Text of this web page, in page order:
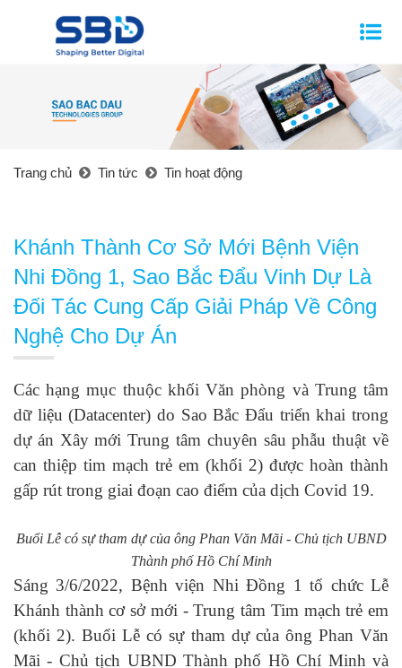
Trang chủ Tin tức Tin hoạt động
Khánh Thành Cơ Sở Mới Bệnh Viện
Nhi Đồng 1, Sao Bắc Đẩu Vinh Dự Là
Đối Tác Cung Cấp Giải Pháp Về Công
Nghệ Cho Dự Án
Các hạng mục thuộc khối Văn phòng và Trung tâm
dữ liệu (Datacenter) do Sao Bắc Đẩu triển khai trong
dự án Xây mới Trung tâm chuyên sâu phẫu thuật về
can thiệp tim mạch trẻ em (khối 2) được hoàn thành
gấp rút trong giai đoạn cao điểm của dịch Covid 19.
Buổi Lễcó sự tham dự của ông Phan Văn Mãi - Chủ tịch UBND
Thành phố Hồ Chí Minh
Sáng 3/6/2022, Bệnh viện Nhi Đồng 1 tổ chức Lễ
Khánh thành cơ sở mới - Trung tâm Tim mạch trẻ em
(khối 2). BuổiLễ có sự tham dự của ông Phan Văn
Mãi - Chủ tịch UBND Thành phố Hồ Chí Minh và